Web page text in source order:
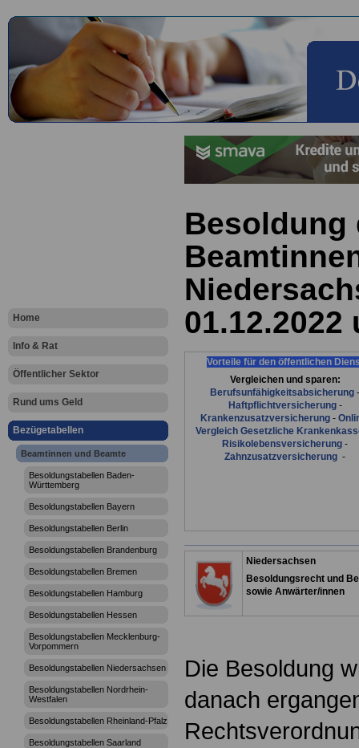
Home
Info & Rat
Öffentlicher Sektor
Rund ums Geld
Bezügetabellen
Beamtinnen und Beamte
Besoldungstabellen Baden-
Württemberg
Besoldungstabellen Bayern
Besoldungstabellen Berlin
Besoldungstabellen Brandenburg
Besoldungstabellen Bremen
Besoldungstabellen Hamburg
Besoldungstabellen Hessen
Besoldungstabellen Mecklenburg-
Vorpommern
Besoldungstabellen Niedersachsen
Besoldungstabellen Nordrhein-
Westfalen
Besoldungstabellen Rheinland-Pfalz
Besoldungstabellen Saarland
Besoldung
01.12.2022
Vorteile für den öffentlichen
Vergleichen und sparen:
Berufsunfähigkeitsabsicherung -
Haftpflichtversicherung-
Krankenzusatzversicherung-
Vergleich Gesetzliche
Risikolebensversicherung -
Zahnzusatzversicherung -
Niedersachsen
Besoldungsrecht und
sowie Anwärter/innen
Die Besoldung
danach